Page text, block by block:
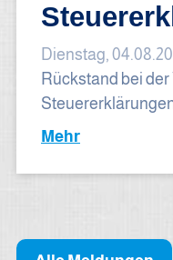
Dienstag,
Rückstand bei
Mehr